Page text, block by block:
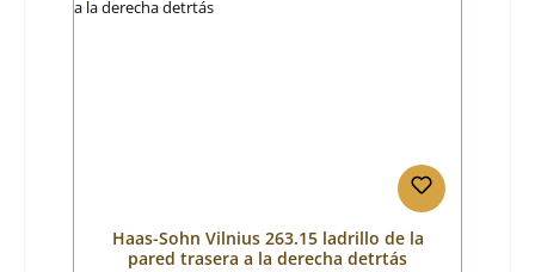
Haas-Sohn Vilnius 263.15 ladrillo de la
pared trasera a la derecha detrtás